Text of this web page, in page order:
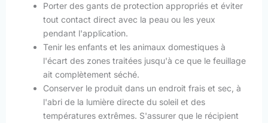
Porter des gants de protection appropriés et éviter
tout contact direct avec la peau ou les yeux
pendant l'application.
Tenir les enfants et les animaux domestiques à
l'écart des zones traitées jusqu'à ce que le feuillage
ait complètement séché.
Conserver le produit dans un endroit frais et sec, à
l'abri de la lumière directe du soleil et des
températures extrêmes. S'assurer que le récipient